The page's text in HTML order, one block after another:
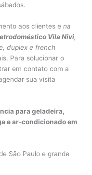
aos clientes ena
Vila Nivi,
duplex e french
Para solucionar o
em contato com a
sua visita
para geladeira,
e ar-condicionado em
São Paulo e grande